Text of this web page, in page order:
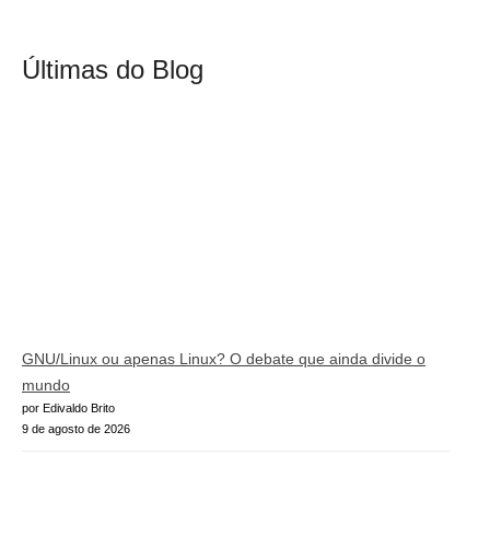
Últimas do Blog
GNU/Linux ou apenas Linux? O debate que ainda divide o
mundo
por Edivaldo Brito
9 de agosto de 2026